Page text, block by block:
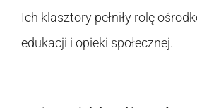
Ich klasztory pełniły rolę
edukacji i opieki społecznej.